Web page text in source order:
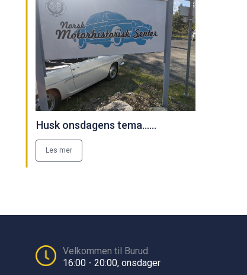
Husk onsdagens tema......
Les mer
Velkommen til Burud:
16:00 - 20:00, onsdager